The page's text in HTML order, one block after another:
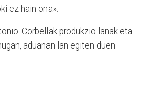
ez hain ona».
Corbellak produkzio lanak eta
aduanan lan egiten duen